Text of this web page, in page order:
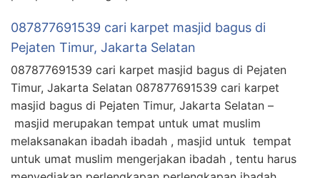
087877691539 cari karpet masjid bagus di
Pejaten Timur, Jakarta Selatan
087877691539 cari karpet masjid bagus di Pejaten
Timur, Jakarta Selatan 087877691539 cari karpet
masjid bagus di Pejaten Timur, Jakarta Selatan –
masjid merupakan tempat untuk umat muslim
melaksanakan ibadah ibadah , masjid untuk tempat
untuk umat muslim mengerjakan ibadah , tentu harus